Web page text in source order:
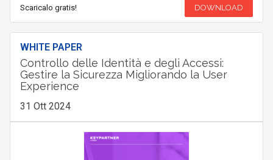
Scaricalo gratis! DOWNLOAD
WHITE PAPER
Controllo delle Identità e degli Accessi:
Gestire la Sicurezza Migliorando la User
Experience
31 Ott 2024